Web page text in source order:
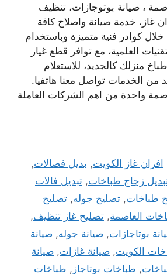
، صيانة بوتوجازات، تنظيف
غاز، خدمة صيانة واصلاح كافة
كوادر فنية متميزة وباستخدام
العلمية، مع توافر قطع غيار
منزلك كالجديد، للاستعلام
من الخدمات تواصل معنا هاتفيا.
واحدة من اهم الشركات العاملة
افران غاز الكويت, بديل فصالات,
زجاج طباخات, تبديل فالات
طباخات, تصليح جوله, تصليح
العاصمة, تصليح غاز تنظيف,
بوتاجازات, صيانة جوله, صيانة
الكويت, صيانة غازات, صيانة
, طباخات بوتاجاز , طباخات